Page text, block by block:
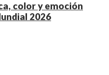
color y emoción
2026